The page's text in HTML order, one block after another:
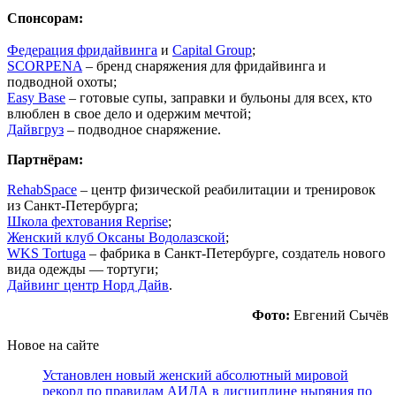
Спонсорам:
Федерация фридайвинга и Capital Group;
SCORPENA – бренд снаряжения для фридайвинга и
подводной охоты;
Easy Base – готовые супы, заправки и бульоны для всех, кто
влюблен в свое дело и одержим мечтой;
Дайвгруз – подводное снаряжение.
Партнёрам:
RehabSpace – центр физической реабилитации и тренировок
из Санкт-Петербурга;
Школа фехтования Reprise;
Женский клуб Оксаны Водолазской;
WKS Tortuga – фабрика в Санкт-Петербурге, создатель нового
вида одежды — тортуги;
Дайвинг центр Норд Дайв.
Фото: Евгений Сычёв
Новое на сайте
Установлен новый женский абсолютный мировой
рекорд по правилам АИДА в дисциплине ныряния по